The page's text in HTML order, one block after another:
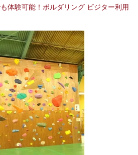
体験可能！ボルダリング ビジター利用